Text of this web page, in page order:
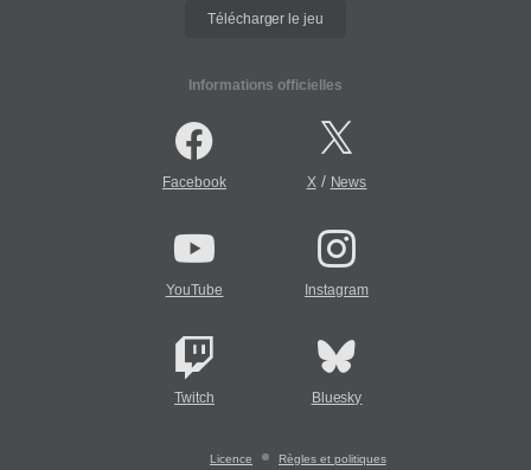
Télécharger le jeu
Informations officielles
Facebook X/ News
YouTube Instagram
Twitch Bluesky
Licence Règles et politiques